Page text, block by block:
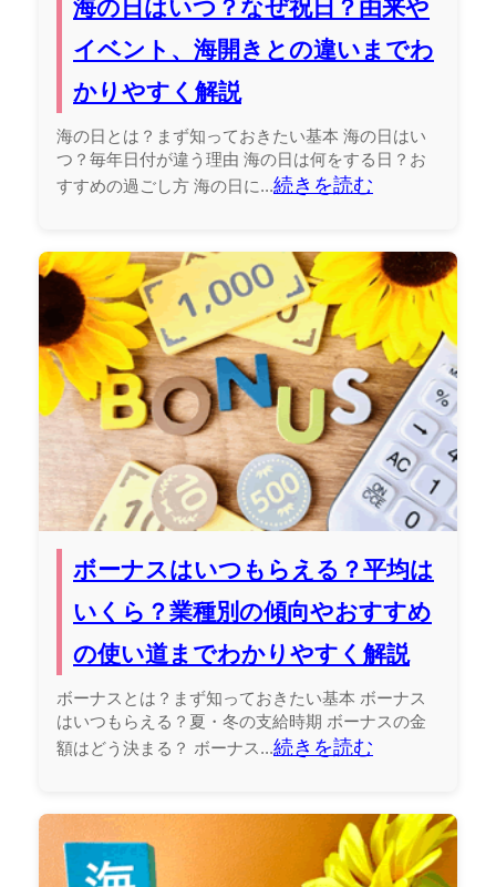
海の日はいつ？なぜ祝日？由来や
イベント、海開きとの違いまでわ
かりやすく解説
海の日とは？まず知っておきたい基本 海の日はい
つ？毎年日付が違う理由 海の日は何をする日？お
すすめの過ごし方 海の日に...続きを読む
ボーナスはいつもらえる？平均は
いくら？業種別の傾向やおすすめ
の使い道までわかりやすく解説
ボーナスとは？まず知っておきたい基本 ボーナス
はいつもらえる？夏・冬の支給時期 ボーナスの金
額はどう決まる？ ボーナス...続きを読む